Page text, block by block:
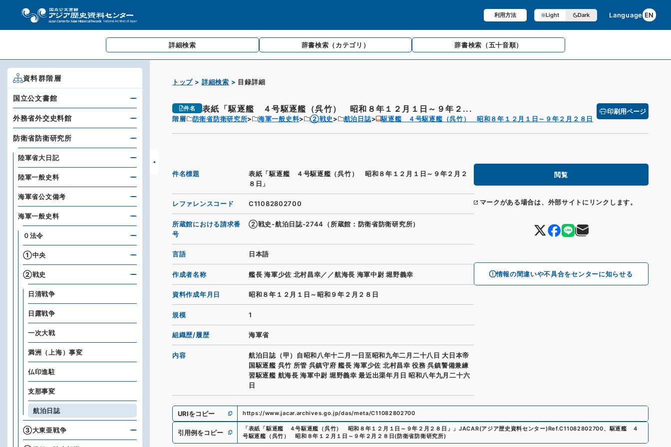
利用方法 Light Dark Language EN
詳細検索 辞書検索 （カテゴリ） 辞書検索 （五十音順）
トップ 詳細検索 目録詳細
件名 表紙「駆逐艦 ４号駆逐艦（呉竹） 昭和８年１２月１日～９年２...
階層 防衛省防衛研究所 海軍一般史料 ②戦史 航泊日誌 駆逐艦 ４号駆逐艦（呉竹） 昭和８年１２月１日～９年２月２８日
印刷用ページ
閲覧
マークがある場合は、外部サイトにリンクします。
情報の間違いや不具合をセンターに知らせる
件名標題
表紙「駆逐艦 ４号駆逐艦（呉竹） 昭和８年１２月１日～９年２月２
８日」
レファレンスコード C11082802700
所蔵館における請求番
号
②戦史-航泊日誌-2744（所蔵館：防衛省防衛研究所）
言語 日本語
作成者名称 艦長 海軍少佐 北村昌幸／／航海長 海軍中尉 堀野義幸
資料作成年月日 昭和８年１２月１日～昭和９年２月２８日
規模 1
組織歴/履歴 海軍省
内容
航泊日誌（甲）自昭和八年十二月一日至昭和九年二月二十八日 大日本帝
国駆逐艦 呉竹 所管 呉鎮守府 艦長 海軍少佐 北村昌幸 役務 呉鎮警備兼練
習駆逐艦 航海長 海軍中尉 堀野義幸 最近出渠年月日 昭和八年九月二十六
日
URIをコピー https://www.jacar.archives.go.jp/das/meta/C11082802700
引用例をコピー 「表紙「駆逐艦 ４号駆逐艦（呉竹） 昭和８年１２月１日～９年２月２８日」 」 JACAR(アジア歴史資料センター)Ref.C11082802700、 駆逐艦 ４
号駆逐艦（呉竹） 昭和８年１２月１日～９年２月２８日(防衛省防衛研究所)
資料群階層
国立公文書館
外務省外交史料館
防衛省防衛研究所
陸軍省大日記
陸軍一般史料
海軍省公文備考
海軍一般史料
０法令
①中央
②戦史
日清戦争
日露戦争
一次大戦
満洲（上海）事変
仏印進駐
支那事変
航泊日誌
③大東亜戦争